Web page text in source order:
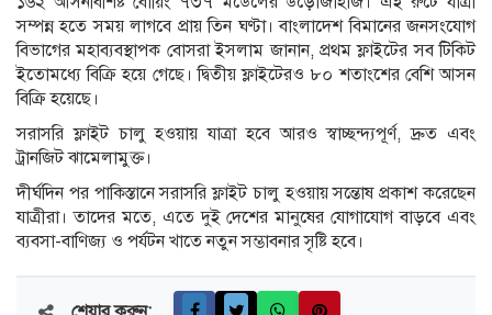
সম্পন্ন হতে সময় লাগবে প্রায় তিন ঘণ্টা। বাংলাদেশ বিমানের জনসংযোগ
বিভাগের মহাব্যবস্থাপক বোসরা ইসলাম জানান, প্রথম ফ্লাইটের সব টিকিট
ইতোমধ্যে বিক্রি হয়ে গেছে। দ্বিতীয় ফ্লাইটেরও ৮০ শতাংশের বেশি আসন
বিক্রি হয়েছে।
সরাসরি ফ্লাইট চালু হওয়ায় যাত্রা হবে আরও স্বাচ্ছন্দ্যপূর্ণ, দ্রুত এবং
ট্রানজিট ঝামেলামুক্ত।
দীর্ঘদিন পর পাকিস্তানে সরাসরি ফ্লাইট চালু হওয়ায় সন্তোষ প্রকাশ করেছেন
যাত্রীরা। তাদের মতে, এতে দুই দেশের মানুষের যোগাযোগ বাড়বে এবং
ব্যবসা-বাণিজ্য ও পর্যটন খাতে নতুন সম্ভাবনার সৃষ্টি হবে।